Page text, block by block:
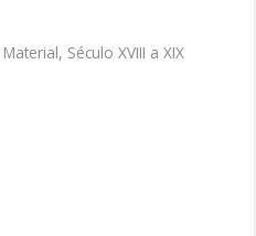
, Século XVIII a XIX